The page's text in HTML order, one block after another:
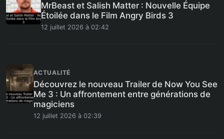
MrBeast et Salish Matter : Nouvelle Équipe
Étoilée dans le Film Angry Birds 3
12 juillet 2026 à 02:42
ACTUALITÉ
Découvrez le nouveau Trailer de Now You See
Me 3 : Un affrontement entre générations de
magiciens
12 juillet 2026 à 02:39